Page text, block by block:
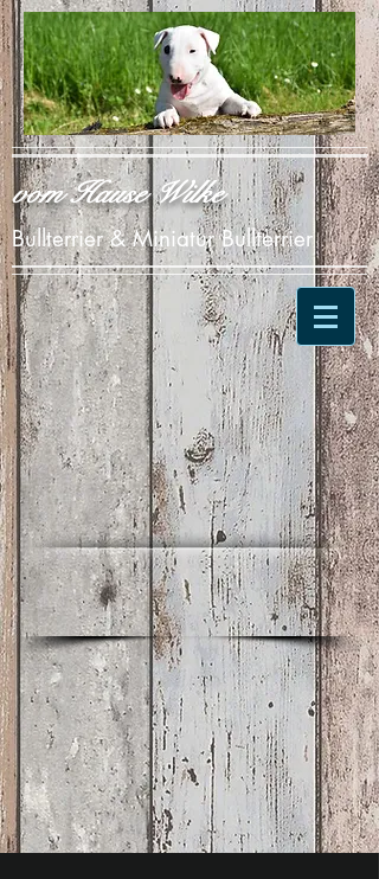
vom Hause Wilke
Bullterrier & Miniatur Bullterrier